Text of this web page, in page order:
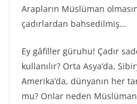
Arapların Müslüman
çadırlardan bahsedilmiş…
Ey gâfiller güruhu! Çadır
kullanılır? Orta Asya’da,
Amerika’da, dünyanın her
mu? Onlar neden